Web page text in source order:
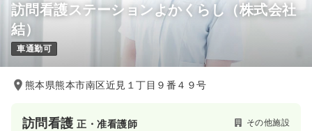
訪問看護ステーションよかくらし（株式会社
結）
車通勤可
熊本県熊本市南区近見１丁目９番４９号
訪問看護正・准看護師 その他施設